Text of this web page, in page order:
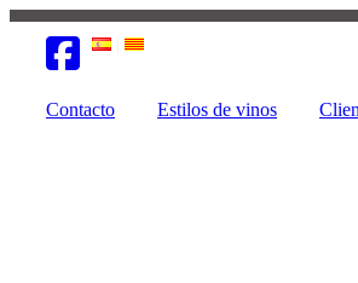
Contacto Estilos de vinos